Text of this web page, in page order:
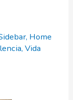
, Home
,Vida